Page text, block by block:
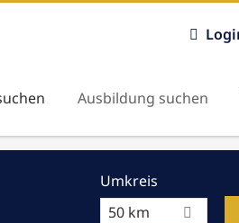
Ausbildung suchen
Umkreis
50 km